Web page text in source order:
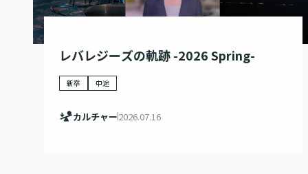
レバレジーズの軌跡 -2026 Spring-
新卒 中途
カルチャー2026.07.16